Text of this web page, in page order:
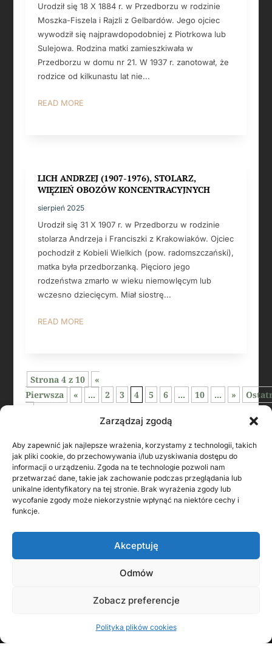
Zarządzaj zgodą
Aby zapewnić jak najlepsze wrażenia, korzystamy z technologii, takich
jak pliki cookie, do przechowywania i/lub uzyskiwania dostępu do
informacji o urządzeniu. Zgoda na te technologie pozwoli nam
przetwarzać dane, takie jak zachowanie podczas przeglądania lub
unikalne identyfikatory na tej stronie. Brak wyrażenia zgody lub
wycofanie zgody może niekorzystnie wpłynąć na niektóre cechy i
funkcje.
Akceptuję
Odmów
Zobacz preferencje
Polityka plików cookies
Urodził się 18 X 1884 r. w Przedborzu w rodzinie
Moszka-Fiszela i Rajzli z Gelbardów. Jego ojciec
wywodził się najprawdopodobniej z Piotrkowa lub
Sulejowa. Rodzina matki zamieszkiwała w
Przedborzu w domu nr 21. W 1937 r. zanotował, że
rodzice od kilkunastu lat nie...
READ MORE
LICH ANDRZEJ (1907-1976), STOLARZ,
WIĘZIEŃ OBOZÓW KONCENTRACYJNYCH
sierpień 2025
Urodził się 31 X 1907 r. w Przedborzu w rodzinie
stolarza Andrzeja i Franciszki z Krakowiaków. Ojciec
pochodził z Kobieli Wielkich (pow. radomszczański),
matka była przedborzanką. Pięcioro jego
rodzeństwa zmarło w wieku niemowlęcym lub
wczesno dziecięcym. Miał siostrę...
READ MORE
Strona 4 z 10
«
Pierwsza
« ... 2 3 4 5 6 ... 10 ... »
KONTAKT Z AUTOREM